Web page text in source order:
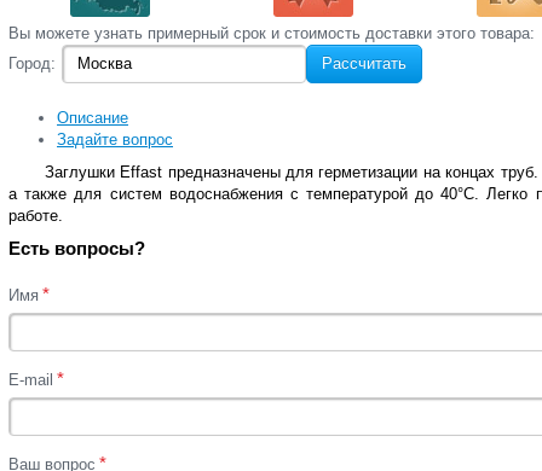
Вы‌ можете‌ узнать‌ примерный срок и стоимость‌ доставки этого товара:
Город:
Рассчитать
Описание
Задайте вопрос
Заглушки Effast предназначены для герметизации на концах
а также для систем водоснабжения с температурой до 40°C.
работе.
Есть вопросы?
Имя *
E-mail *
Ваш вопрос *